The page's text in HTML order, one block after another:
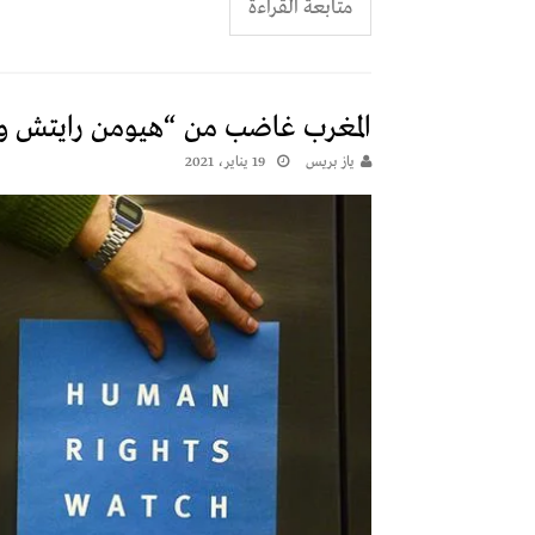
متابعة القراءة
المغرب غاضب من “هيومن
يـاز بريـس 19 يناير، 2021